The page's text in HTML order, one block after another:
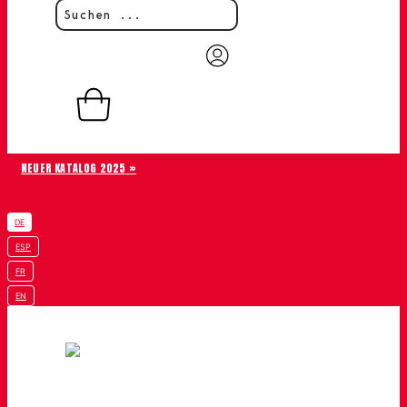
NEUER KATALOG 2025 »
DE
ESP
FR
EN